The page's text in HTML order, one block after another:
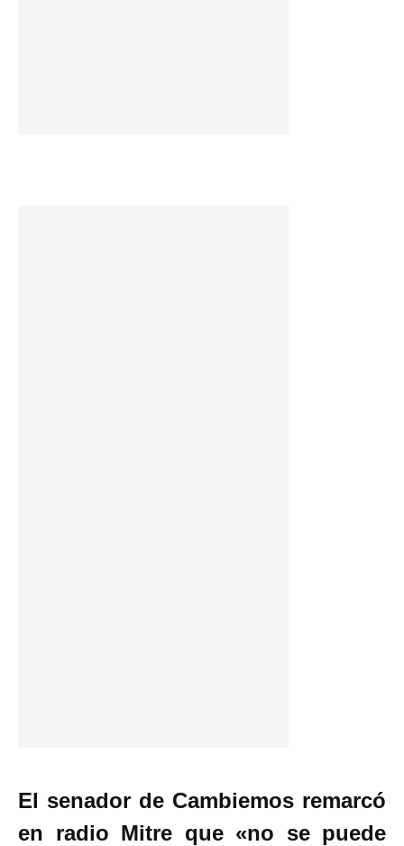
El senador de Cambiemos remarcó
en radio Mitre que «no se puede